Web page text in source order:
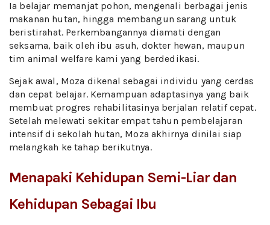
Ia belajar memanjat pohon, mengenali berbagai jenis
makanan hutan, hingga membangun sarang untuk
beristirahat. Perkembangannya diamati dengan
seksama, baik oleh ibu asuh, dokter hewan, maupun
tim animal welfare kami yang berdedikasi.
Sejak awal, Moza dikenal sebagai individu yang cerdas
dan cepat belajar. Kemampuan adaptasinya yang baik
membuat progres rehabilitasinya berjalan relatif cepat.
Setelah melewati sekitar empat tahun pembelajaran
intensif di sekolah hutan, Moza akhirnya dinilai siap
melangkah ke tahap berikutnya.
Menapaki Kehidupan Semi-Liar dan
Kehidupan Sebagai Ibu